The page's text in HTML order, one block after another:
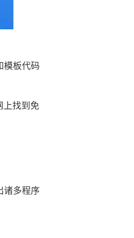
板代码
找到免
多程序